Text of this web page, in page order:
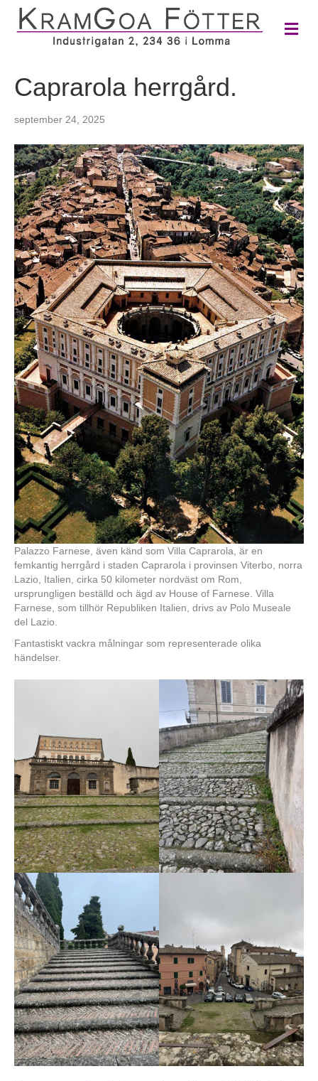
M
e
Caprarola herrgård.
september 24, 2025
Palazzo Farnese, även känd som Villa Caprarola, är en
femkantig herrgård i staden Caprarola i provinsen Viterbo, norra
Lazio, Italien, cirka 50 kilometer nordväst om Rom,
ursprungligen beställd och ägd av House of Farnese. Villa
Farnese, som tillhör Republiken Italien, drivs av Polo Museale
del Lazio.
Fantastiskt vackra målningar som representerade olika
händelser.